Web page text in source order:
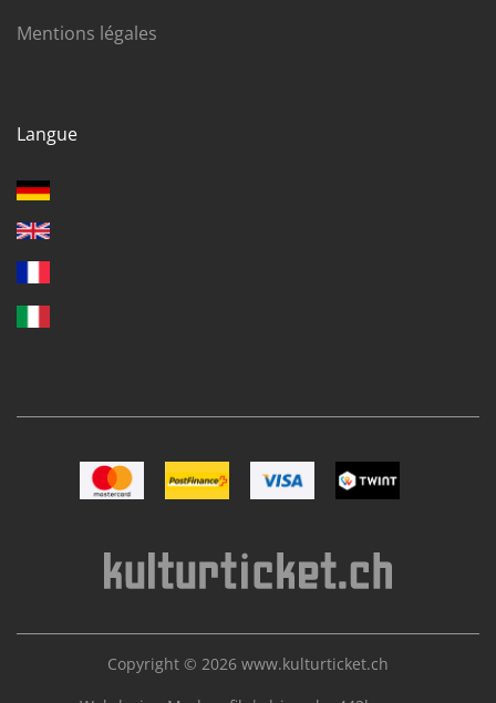
Mentions légales
Langue
Image MastercardImage Postfinance
Image VISAImage TWINT
Copyright © 2026 www.kulturticket.ch